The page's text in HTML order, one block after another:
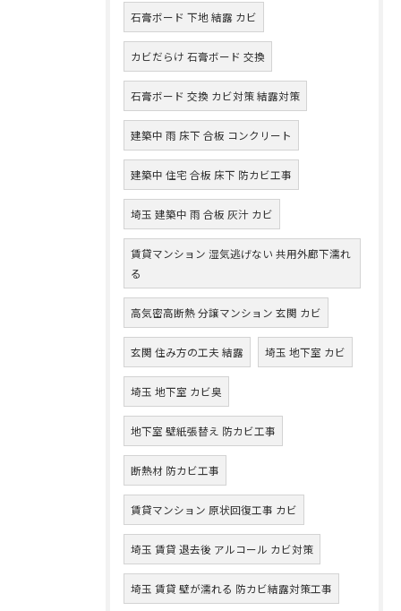
石膏ボード 下地 結露 カビ
カビだらけ 石膏ボード 交換
石膏ボード 交換 カビ対策 結露対策
建築中 雨 床下 合板 コンクリート
建築中 住宅 合板 床下 防カビ工事
埼玉 建築中 雨 合板 灰汁 カビ
賃貸マンション 湿気逃げない 共用外廊下濡れ
る
高気密高断熱 分譲マンション 玄関 カビ
玄関 住み方の工夫 結露 埼玉 地下室 カビ
埼玉 地下室 カビ臭
地下室 壁紙張替え 防カビ工事
断熱材 防カビ工事
賃貸マンション 原状回復工事 カビ
埼玉 賃貸 退去後 アルコール カビ対策
埼玉 賃貸 壁が濡れる 防カビ結露対策工事